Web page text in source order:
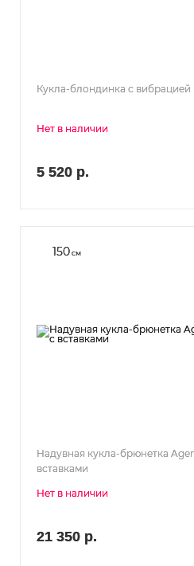
Кукла-блондинка с вибрацией
Нет в наличии
5 520 р.
150см
Надувная кукла-брюнетка
вставками
Нет в наличии
21 350 р.